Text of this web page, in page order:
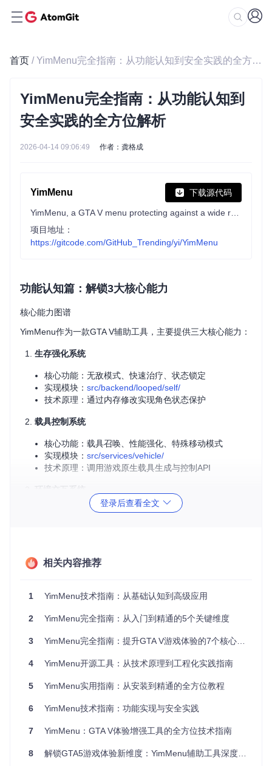
首页 / YimMenu完全指南：从功能认知到安全实践的全方位解析
YimMenu完全指南：从功能认知到
安全实践的全方位解析
2026-04-14 09:06:49 作者：龚格成
YimMenu 下载源代码
项目地址：
https://gitcode.com/GitHub_Trending/yi/YimMenu
功能认知篇：解锁3大核心能力
核心能力图谱
YimMenu作为一款GTA V辅助工具，主要提供三大核心能力：
生存强化系统
核心功能：无敌模式、快速治疗、状态锁定
实现模块： src/backend/looped/self/
技术原理：通过内存修改实现角色状态保护
载具控制系统
核心功能：载具召唤、性能强化、特殊移动模式
实现模块： src/services/vehicle/
技术原理：调用游戏原生载具生成与控制API
核心功能：天气控制、时间调整、NPC行为管理
[!TIP] 新手误区：认为所有功能都适用于在线模式。实际上
部分高级功能仅在单人模式下安全可用。
功能：提供主要功能分类入口
功能：显示当前选中分类的详细设置
登录后查看全文
相关内容推荐
1 YimMenu技术指南：从基础认知到高级应用
2 YimMenu完全指南：从入门到精通的5个关键维度
3 YimMenu完全指南：提升GTA V游戏体验的7个核心维度
4 YimMenu开源工具：从技术原理到工程化实践指南
5 YimMenu实用指南：从安装到精通的全方位教程
6 YimMenu技术指南：功能实现与安全实践
7 YimMenu：GTA V体验增强工具的全方位技术指南
8 解锁GTA5游戏体验新维度：YimMenu辅助工具深度探索